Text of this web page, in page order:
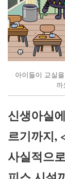
아이들이 교실
까
신생아실
르기까지,
사실적으